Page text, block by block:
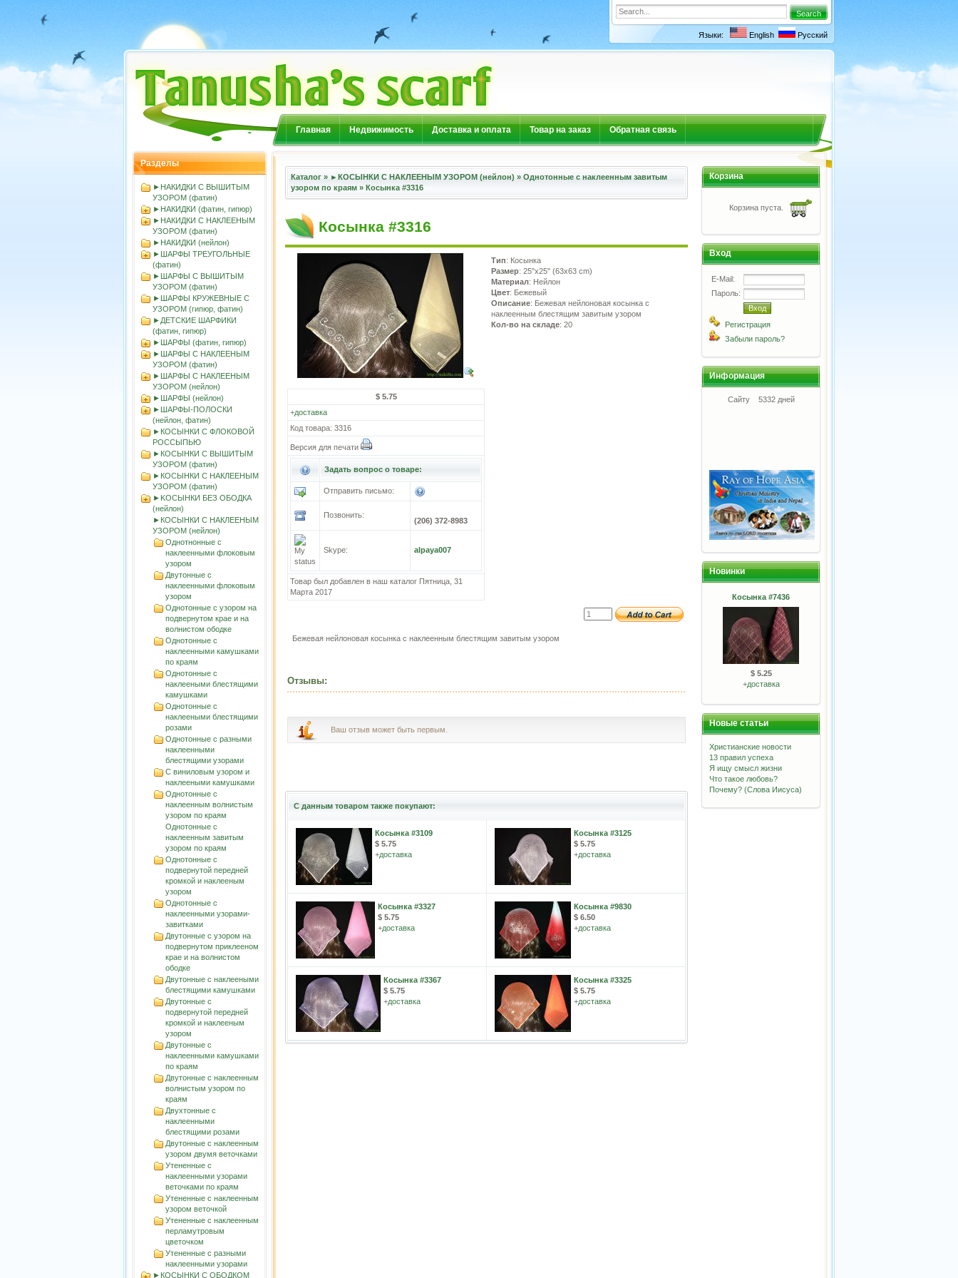
Языки: English Русский
Главная Недвижимость Доставка и оплата Товар на заказ Обратная связь
Разделы
►НАКИДКИ С ВЫШИТЫМ
УЗОРОМ (фатин)
►НАКИДКИ (фатин, гипюр)
►НАКИДКИ С НАКЛЕЕНЫМ
УЗОРОМ (фатин)
►НАКИДКИ (нейлон)
►ШАРФЫ ТРЕУГОЛЬНЫЕ
(фатин)
►ШАРФЫ С ВЫШИТЫМ
УЗОРОМ (фатин)
►ШАРФЫ КРУЖЕВНЫЕ С
УЗОРОМ (гипюр, фатин)
►ДЕТСКИЕ ШАРФИКИ
(фатин, гипюр)
►ШАРФЫ (фатин, гипюр)
►ШАРФЫ С НАКЛЕЕНЫМ
УЗОРОМ (фатин)
►ШАРФЫ С НАКЛЕЕНЫМ
УЗОРОМ (нейлон)
►ШАРФЫ (нейлон)
►ШАРФЫ-ПОЛОСКИ
(нейлон, фатин)
►КОСЫНКИ С ФЛОКОВОЙ
РОССЫПЬЮ
►КОСЫНКИ С ВЫШИТЫМ
УЗОРОМ (фатин)
►КОСЫНКИ С НАКЛЕЕНЫМ
УЗОРОМ (фатин)
►KOСЫНКИ БЕЗ ОБОДКА
(нейлон)
►КОСЫНКИ С НАКЛЕЕНЫМ
УЗОРОМ (нейлон)
Однотнонные с
наклеенными флоковым
узором
Двутонные с
наклеенными флоковым
узором
Однотонные с узором на
подвернутом крае и на
волнистом ободке
Однотонные с
наклеенными камушками
по краям
Однотонные с
наклееными блестящими
камушками
Однотонные с
наклееными блестящими
розами
Однотонные с разными
наклеенными
блестящими узорами
С виниловым узором и
наклееными камушками
Однотонные с
наклеенным волнистым
узорoм по краям
Однотонные с
наклеенным завитым
узорoм по краям
Однотонные с
подвернутой передней
кромкой и наклееным
узором
Однотонные с
наклеенными узорами-
завитками
Двутонные с узором на
подвернутом приклееном
крае и на волнистом
ободке
Двутонные с наклееными
блестящими камушками
Двутонные с
подвернутой передней
кромкой и наклееным
узором
Двутонные с
наклеенными камушками
по краям
Двутонные с наклеенным
волнистым узорoм по
краям
Двухтонные с
наклеенными
блестящими розами
Двутонные с наклеенным
узором двумя веточками
Утененные с
наклеенными узорами
веточками по краям
Утененные с наклеенным
узором веточкой
Утененные с наклеенным
перламутровым
цветочком
Утененные с разными
наклеенными узорами
►КОСЫНКИ С ОБОДКОМ
Каталог » ►КОСЫНКИ С НАКЛЕЕНЫМ УЗОРОМ (нейлон) » Однотонные с наклеенным завитым
узорoм по краям » Косынка #3316
Косынка #3316
$ 5.75
+доставка
Код товара: 3316
Версия для печати
Задать вопрос о товаре:
Отправить письмо:
Позвонить:
(206) 372-8983
Skype: alpaya007
Товар был добавлен в наш каталог Пятница, 31
Марта 2017
Тип: Косынка
Размер: 25"x25" (63x63 cm)
Материал: Нейлон
Цвет: Бежевый
Описание: Бежевая нейлоновая косынка с
наклеенным блестящим завитым узором
Кол-во на складе: 20
Бежевая нейлоновая косынка с наклеенным блестящим завитым узором
Отзывы:
Ваш отзыв может быть первым.
С данным товаром также покупают:
Косынка #3109
$ 5.75
+доставка
Косынка #3125
$ 5.75
+доставка
Косынка #3327
$ 5.75
+доставка
Косынка #9830
$ 6.50
+доставка
Косынка #3367
$ 5.75
+доставка
Косынка #3325
$ 5.75
+доставка
Корзина
Корзина пуста.
Вход
E-Mail:
Пароль:
Регистрация
Забыли пароль?
Информация
Сайту 5332 дней
Новинки
Косынка #7436
$ 5.25
+доставка
Новые статьи
Христианские новости
13 правил успеха
Я ищу смысл жизни
Что такое любовь?
Почему? (Слова Иисуса)